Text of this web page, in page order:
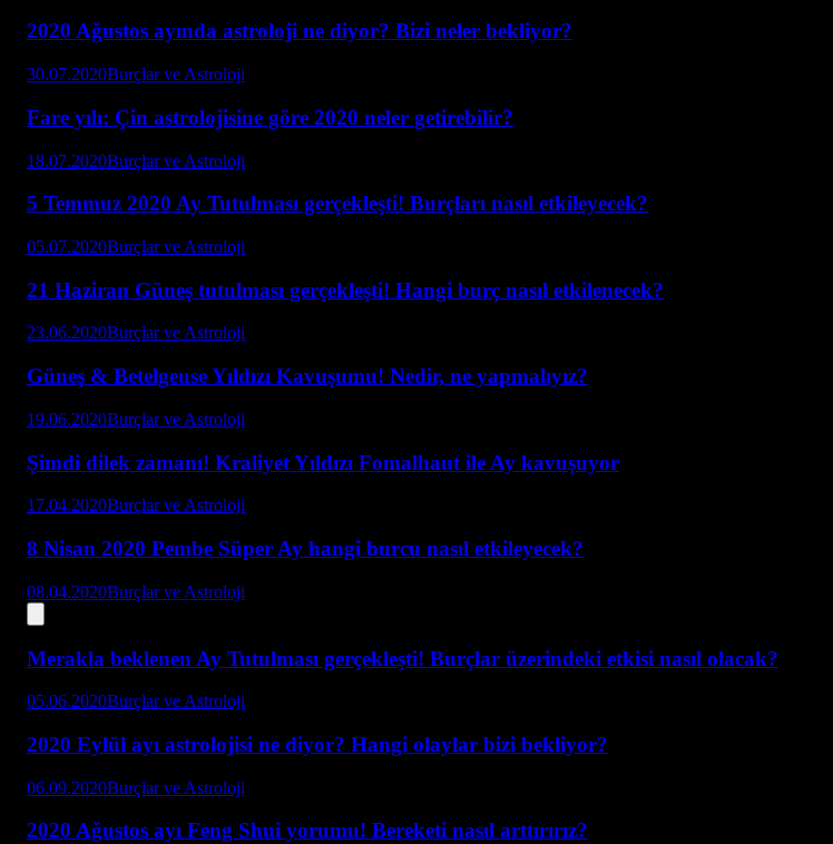
2020 Ağustos ayında astroloji ne diyor? Bizi neler bekliyor?
30.07.2020Burçlar ve Astroloji
Fare yılı: Çin astrolojisine göre 2020 neler getirebilir?
18.07.2020Burçlar ve Astroloji
5 Temmuz 2020 Ay Tutulması gerçekleşti! Burçları nasıl etkileyecek?
05.07.2020Burçlar ve Astroloji
21 Haziran Güneş tutulması gerçekleşti! Hangi burç nasıl etkilenecek?
23.06.2020Burçlar ve Astroloji
Güneş & Betelgeuse Yıldızı Kavuşumu! Nedir, ne yapmalıyız?
19.06.2020Burçlar ve Astroloji
Şimdi dilek zamanı! Kraliyet Yıldızı Fomalhaut ile Ay kavuşuyor
17.04.2020Burçlar ve Astroloji
8 Nisan 2020 Pembe Süper Ay hangi burcu nasıl etkileyecek?
08.04.2020Burçlar ve Astroloji
Merakla beklenen Ay Tutulması gerçekleşti! Burçlar üzerindeki etkisi nasıl olacak?
05.06.2020Burçlar ve Astroloji
2020 Eylül ayı astrolojisi ne diyor? Hangi olaylar bizi bekliyor?
06.09.2020Burçlar ve Astroloji
2020 Ağustos ayı Feng Shui yorumu! Bereketi nasıl arttırırız?